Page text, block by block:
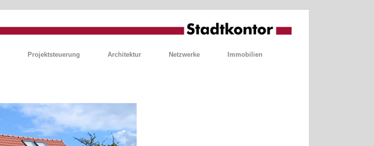
Projektsteuerung Architektur Netzwerke Immobilien